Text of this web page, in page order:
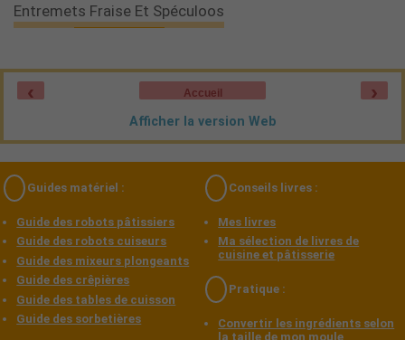
Entremets Fraise Et Spéculoos
‹ ›
Accueil
Afficher la version Web
Guides matériel :
Guide des robots pâtissiers
Guide des robots cuiseurs
Guide des mixeurs plongeants
Guide des crêpières
Guide des tables de cuisson
Guide des sorbetières
Conseils livres :
Mes livres
Ma sélection de livres de
cuisine et pâtisserie
Pratique :
Convertir les ingrédients selon
la taille de mon moule